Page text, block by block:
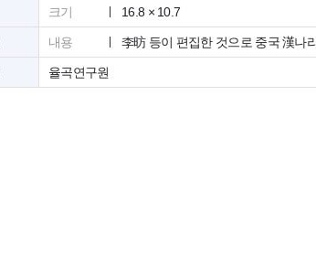
크기
16.8 × 10.7
내용 李昉 등이 편집한 것으로 중국 漢나
율곡연구원